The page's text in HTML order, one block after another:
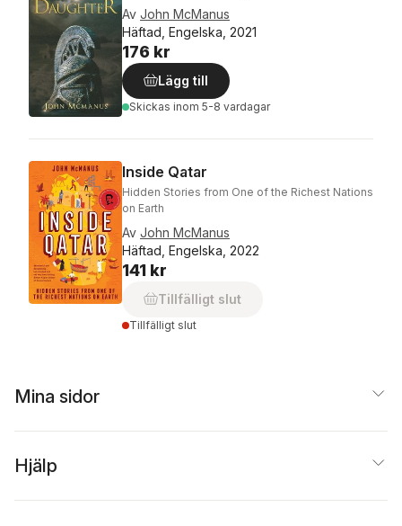
Av John McManus
Häftad, Engelska, 2021
176 kr
Lägg till
Skickas inom 5-8 vardagar
Inside Qatar
Hidden Stories from One of the Richest Nations
on Earth
Av John McManus
Häftad, Engelska, 2022
141 kr
Tillfälligt slut
Tillfälligt slut
Mina sidor
Hjälp